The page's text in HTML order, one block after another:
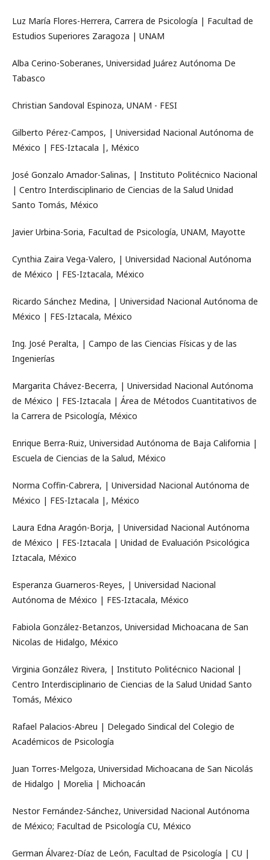
Luz María Flores-Herrera, Carrera de Psicología | Facultad de
Estudios Superiores Zaragoza | UNAM
Alba Cerino-Soberanes, Universidad Juárez Autónoma De
Tabasco
Christian Sandoval Espinoza, UNAM - FESI
Gilberto Pérez-Campos, | Universidad Nacional Autónoma de
México | FES-Iztacala |, México
José Gonzalo Amador-Salinas, | Instituto Politécnico Nacional
| Centro Interdisciplinario de Ciencias de la Salud Unidad
Santo Tomás, México
Javier Urbina-Soria, Facultad de Psicología, UNAM, Mayotte
Cynthia Zaira Vega-Valero, | Universidad Nacional Autónoma
de México | FES-Iztacala, México
Ricardo Sánchez Medina, | Universidad Nacional Autónoma de
México | FES-Iztacala, México
Ing. José Peralta, | Campo de las Ciencias Físicas y de las
Ingenierías
Margarita Chávez-Becerra, | Universidad Nacional Autónoma
de México | FES-Iztacala | Área de Métodos Cuantitativos de
la Carrera de Psicología, México
Enrique Berra-Ruiz, Universidad Autónoma de Baja California |
Escuela de Ciencias de la Salud, México
Norma Coffin-Cabrera, | Universidad Nacional Autónoma de
México | FES-Iztacala |, México
Laura Edna Aragón-Borja, | Universidad Nacional Autónoma
de México | FES-Iztacala | Unidad de Evaluación Psicológica
Iztacala, México
Esperanza Guarneros-Reyes, | Universidad Nacional
Autónoma de México | FES-Iztacala, México
Fabiola González-Betanzos, Universidad Michoacana de San
Nicolas de Hidalgo, México
Virginia González Rivera, | Instituto Politécnico Nacional |
Centro Interdisciplinario de Ciencias de la Salud Unidad Santo
Tomás, México
Rafael Palacios-Abreu | Delegado Sindical del Colegio de
Académicos de Psicología
Juan Torres-Melgoza, Universidad Michoacana de San Nicolás
de Hidalgo | Morelia | Michoacán
Nestor Fernández-Sánchez, Universidad Nacional Autónoma
de México; Facultad de Psicología CU, México
German Álvarez-Díaz de León, Facultad de Psicología | CU |